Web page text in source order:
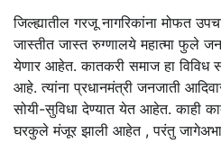
जिल्ह्यातील गरजू नागरिकांना मोफत
जास्तीत जास्त रुग्णालये महात्मा फुले
येणार आहेत. कातकरी समाज हा विविध
आहे. त्यांना प्रधानमंत्री जनजाती
सोयी-सुविधा देण्यात येत आहेत. काही
घरकुले मंजूर झाली आहेत , परंतु